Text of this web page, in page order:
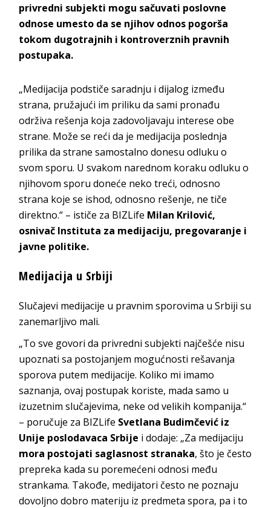
privredni subjekti mogu sačuvati poslovne
odnose umesto da se njihov odnos pogorša
tokom dugotrajnih i kontroverznih pravnih
postupaka.
„Medijacija podstiče saradnju i dijalog između
strana, pružajući im priliku da sami pronađu
održiva rešenja koja zadovoljavaju interese obe
strane. Može se reći da je medijacija poslednja
prilika da strane samostalno donesu odluku o
svom sporu. U svakom narednom koraku odluku o
njihovom sporu doneće neko treći, odnosno
strana koje se ishod, odnosno rešenje, ne tiče
direktno.“ – ističe za BIZLife Milan Krilović,
osnivač Instituta za medijaciju, pregovaranje i
javne politike.
Medijacija u Srbiji
Slučajevi medijacije u pravnim sporovima u Srbiji su
zanemarljivo mali.
„To sve govori da privredni subjekti najčešće nisu
upoznati sa postojanjem mogućnosti rešavanja
sporova putem medijacije. Koliko mi imamo
saznanja, ovaj postupak koriste, mada samo u
izuzetnim slučajevima, neke od velikih kompanija.“
– poručuje za BIZLife Svetlana Budimčević iz
Unije poslodavaca Srbije i dodaje: „Za medijaciju
mora postojati saglasnost stranaka, što je često
prepreka kada su poremećeni odnosi među
strankama. Takođe, medijatori često ne poznaju
dovoljno dobro materiju iz predmeta spora, pa i to